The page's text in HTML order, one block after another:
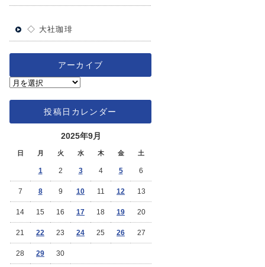
◇ 大社珈琲
アーカイブ
投稿日カレンダー
2025年9月
日 月 火 水 木 金 土
1 2 3 4 5 6
7 8 9 10 11 12 13
14 15 16 17 18 19 20
21 22 23 24 25 26 27
28 29 30